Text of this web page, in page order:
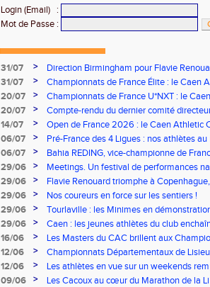
Login (Email)
:
Mot de Passe :
31/07 >
Direction Birmingham pour Flavie
31/07
>
Championnats de France Élite : le Caen
vous à Albi !
20/07 >
Championnats de France U*NXT : le
Stade Charléty !
20/07 >
Compte-rendu du dernier comité
14/07
>
Open de France 2026 : le Caen Athletic
06/07
>
Pré-France des 4 Ligues : nos athlètes
06/07
>
Bahia REDING, vice-championne de
29/06
>
Meetings. Un festival de performances
concours
29/06 >
Flavie Renouard triomphe à
brillent sur tous les fronts
29/06 >
Nos coureurs en force sur les sentiers !
29/06
>
Tourlaville : les Minimes en
29/06
>
Caen : les jeunes athlètes du club
16/06
>
Les Masters du CAC brillent aux
12/06
>
Championnats Départementaux de
remarquables pour nos jeunes athlètes
12/06 >
Les athlètes en vue sur un weekends
09/06
>
Les Cacoux au cœur du Marathon de la